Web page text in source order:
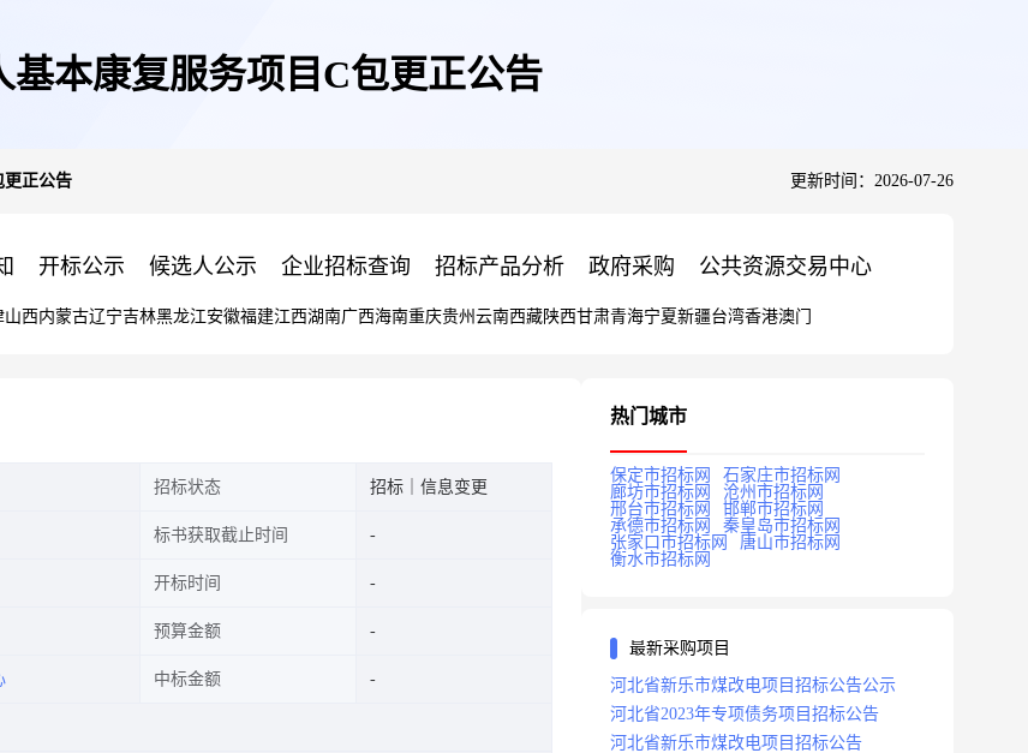
基本康复服务项目C包更正公告
更正公告 更新时间：2026-07-26
开标公示 候选人公示 企业招标查询 招标产品分析 政府采购 公共资源交易中心
山西内蒙古辽宁吉林黑龙江安徽福建江西湖南广西海南重庆贵州 云南西藏陕西甘肃青海宁夏新疆台湾香港澳门
招标状态 招标｜信息变更
标书获取截止时间
开标时间
预算金额
中标金额
热门城市
保定市招标网
石家庄市招标网
廊坊市招标网
沧州市招标网
邢台市招标网
邯郸市招标网
承德市招标网
秦皇岛市招标网
张家口市招标网
唐山市招标网
衡水市招标网
最新采购项目
河北省新乐市煤改电项目招标公告公示
河北省2023年专项债务项目招标公告
河北省新乐市煤改电项目招标公告